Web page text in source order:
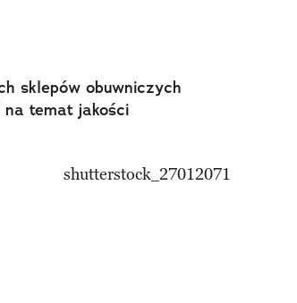
sklepów obuwniczych
na temat jakości